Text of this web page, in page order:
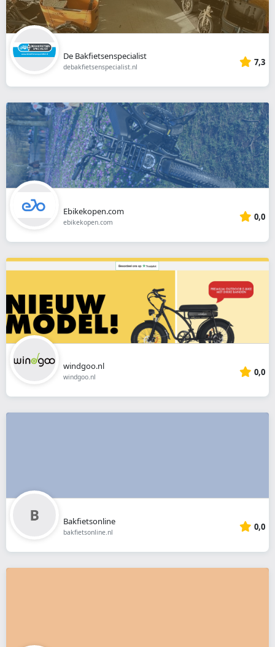
De Bakfietsenspecialist
debakfietsenspecialist.nl 7,3
Ebikekopen.com
ebikekopen.com 0,0
windgoo.nl
windgoo.nl 0,0
Bakfietsonline
bakfietsonline.nl 0,0